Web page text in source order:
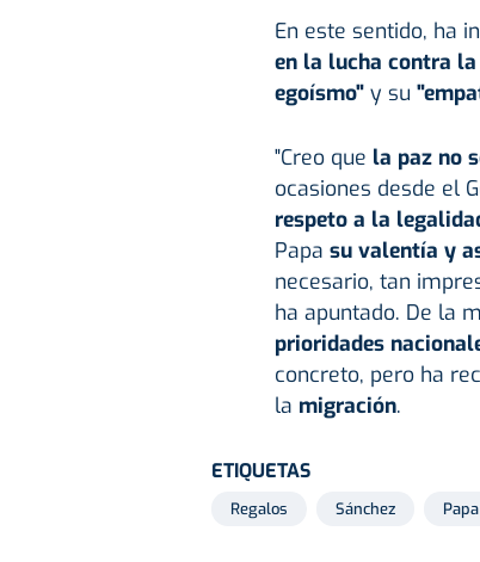
En este sentido, ha
en la lucha contra
egoísmo"y su
"Creo que la paz no
ocasiones desde el
respeto a la
Papa su valentía y
necesario, tan
ha apuntado. De la
prioridades
concreto, pero ha
la migración.
ETIQUETAS
Regalos Sánchez Papa